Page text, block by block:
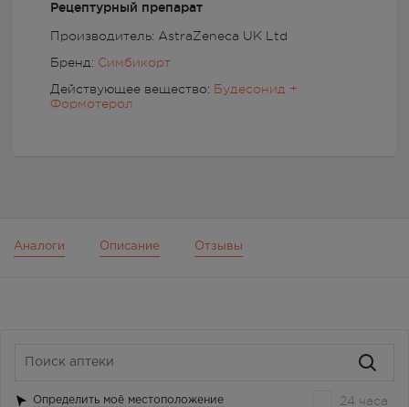
Рецептурный препарат
Производитель: AstraZeneca UK Ltd
Бренд: Симбикорт
Действующее вещество: Будесонид +
Формотерол
Аналоги Описание Отзывы
Определить моё местоположение 24 часа